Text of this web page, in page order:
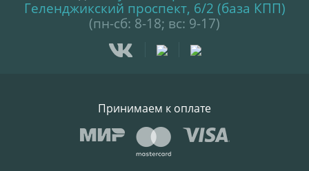
Геленджикский проспект, 6/2 (база КПП)
(пн-сб: 8-18; вс: 9-17)
Принимаем к оплате